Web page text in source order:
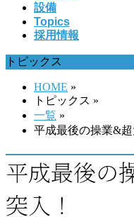
設備
Topics
採用情報
トピックス
HOME »
トピックス »
一覧 »
平成最後の操業&超
平成最後の
突入！